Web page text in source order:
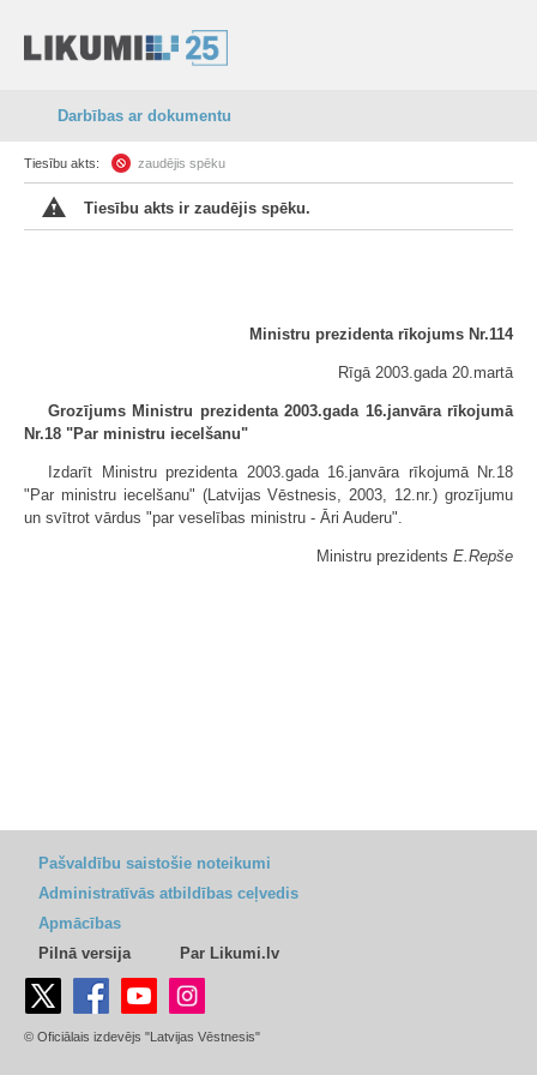
Darbības ar dokumentu
Tiesību akts: zaudējis spēku
Tiesību akts ir zaudējis spēku.
Ministru prezidenta rīkojums Nr.114
Rīgā 2003.gada 20.martā
Grozījums Ministru prezidenta 2003.gada 16.janvāra rīkojumā
Nr.18 "Par ministru iecelšanu"
Izdarīt Ministru prezidenta 2003.gada 16.janvāra rīkojumā Nr.18
"Par ministru iecelšanu" (Latvijas Vēstnesis, 2003, 12.nr.) grozījumu
un svītrot vārdus "par veselības ministru - Āri Auderu".
Ministru prezidents E.Repše
Pašvaldību saistošie noteikumi
Administratīvās atbildības ceļvedis
Apmācības
Pilnā versija
Par Likumi.lv
© Oficiālais izdevējs "Latvijas Vēstnesis"